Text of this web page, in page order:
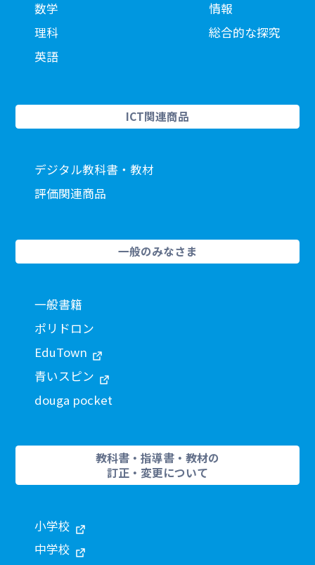
数学
理科
英語
情報
総合的な探究
ICT関連商品
デジタル教科書・教材
評価関連商品
一般のみなさま
一般書籍
ポリドロン
EduTown
青いスピン
douga pocket
教科書・指導書・教材の
訂正・変更について
小学校
中学校